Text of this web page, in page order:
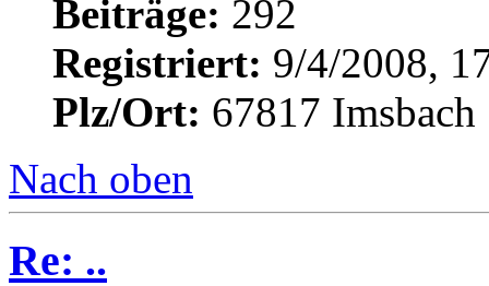
Beiträge: 292
Registriert: 9/4/2008,
Plz/Ort: 67817 Imsbach
Nach oben
Re: ..